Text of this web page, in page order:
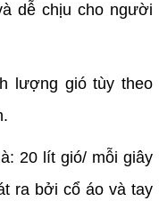
dễ chịu cho người
lượng gió tùy theo
20 lít gió/ mỗi giây
ra bởi cổ áo và tay